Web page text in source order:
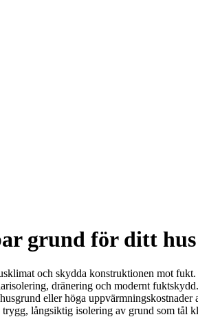
grund för ditt hus
och skydda konstruktionen mot
dränering och modernt
eller höga uppvärmningskostnader
långsiktig isolering av grund som tål